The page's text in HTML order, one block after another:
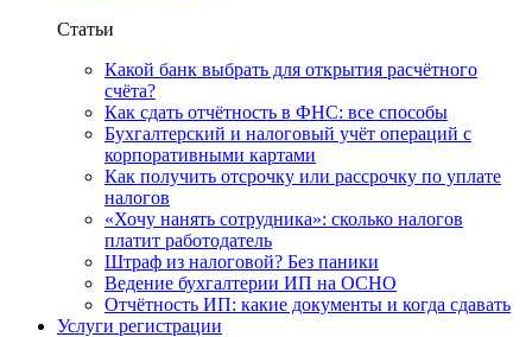
Статьи
Какой банк выбрать для открытия расчётного
счёта?
Как сдать отчётность в ФНС: все способы
Бухгалтерский и налоговый учёт операций с
корпоративными картами
Как получить отсрочку или рассрочку по уплате
налогов
«Хочу нанять сотрудника»: сколько налогов
платит работодатель
Штраф из налоговой? Без паники
Ведение бухгалтерии ИП на ОСНО
Отчётность ИП: какие документы и когда сдавать
Услуги регистрации